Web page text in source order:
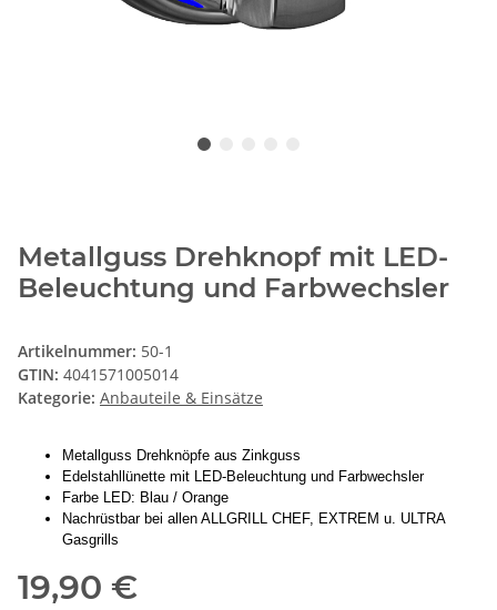
Metallguss Drehknopf mit LED-
Beleuchtung und Farbwechsler
Artikelnummer: 50-1
GTIN: 4041571005014
Kategorie: Anbauteile & Einsätze
Metallguss Drehknöpfe aus Zinkguss
Edelstahllünette mit LED-Beleuchtung und Farbwechsler
Farbe LED: Blau / Orange
Nachrüstbar bei allen ALLGRILL CHEF, EXTREM u. ULTRA
Gasgrills
19,90 €